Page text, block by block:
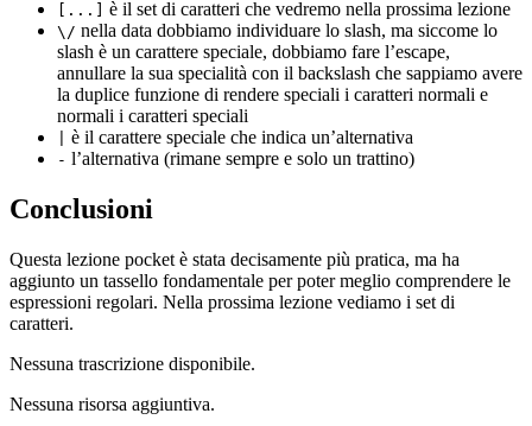
[...] è il set di caratteri che vedremo nella prossima lezione
\/ nella data dobbiamo individuare lo slash, ma siccome lo
slash è un carattere speciale, dobbiamo fare l’escape,
annullare la sua specialità con il backslash che sappiamo avere
la duplice funzione di rendere speciali i caratteri normali e
normali i caratteri speciali
è il carattere speciale che indica un’alternativa
- l’alternativa (rimane sempre e solo un trattino)
Conclusioni
Questa lezione pocket è stata decisamente più pratica, ma ha
aggiunto un tassello fondamentale per poter meglio comprendere le
espressioni regolari. Nella prossima lezione vediamo i set di
caratteri.
Nessuna trascrizione disponibile.
Nessuna risorsa aggiuntiva.